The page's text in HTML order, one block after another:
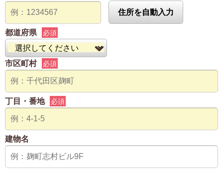
住所を自動入力
都道府県 必須
市区町村 必須
丁目・番地 必須
建物名